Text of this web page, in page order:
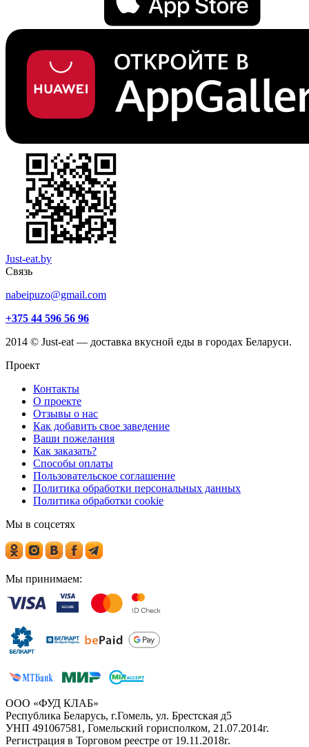
Just-eat.by
Связь
nabeipuzo@gmail.com
+375 44 596 56 96
2014 © Just-eat — доставка вкусной еды в городах Беларуси.
Проект
Контакты
О проекте
Отзывы о нас
Как добавить свое заведение
Ваши пожелания
Как заказать?
Способы оплаты
Пользовательское соглашение
Политика обработки персональных данных
Политика обработки cookie
Мы в соцсетях
Мы принимаем:
ООО «ФУД КЛАБ»
Республика Беларусь, г.Гомель, ул. Брестская д5
УНП 491067581, Гомельский горисполком, 21.07.2014г.
Регистрация в Торговом реестре от 19.11.2018г.